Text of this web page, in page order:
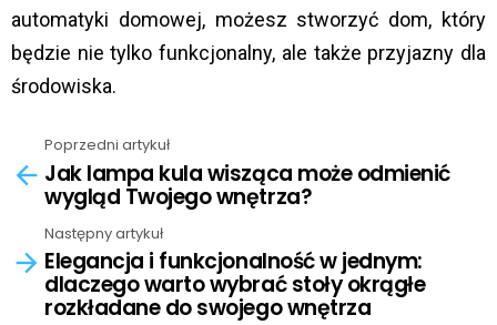
automatyki domowej, możesz stworzyć dom, który
będzie nie tylko funkcjonalny, ale także przyjazny dla
środowiska.
more
Poprzedni artykuł
Jak lampa kula wisząca może odmienić
wygląd Twojego wnętrza?
Następny artykuł
Elegancja i funkcjonalność w jednym:
dlaczego warto wybrać stoły okrągłe
rozkładane do swojego wnętrza